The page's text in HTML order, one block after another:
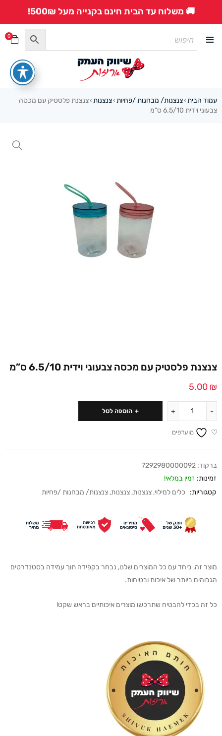
🚚 משלוח עד הבית חינם בקנייה מעל 500₪!
0
עמוד הבית ›צנצנות/ מבחנות /פחיות ›צנצנות ›צנצנת פלסטיק עם מכסה
צבעוני וידית 6.5/10 ס”מ
צנצנת פלסטיק עם מכסה צבעוני וידית 6.5/10 ס”מ
5.00 ₪
הוספה לסל
מועדפים
ברקוד: 7292980000092
זמינות: זמין במלאי!
קטגוריות:
כלים למילוי, צנצנות, צנצנות, צנצנות/ מבחנות /פחיות
מוצר זה, ביחד עם כל המוצרים שלנו, נבחר בקפידה תוך עמידה בסטנדרטים
הגבוהים ביותר של איכות ובטיחות.
כל זה בכדי להבטיח שתרכשו מוצרים איכותיים בראש שקט!